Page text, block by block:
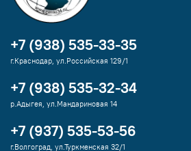
+7 (938) 535-33-35
г.Краснодар, ул.Российская 129/1
+7 (938) 535-32-34
р.Адыгея, ул.Мандариновая 14
+7 (937) 535-53-56
г.Волгоград, ул.Туркменская 32/1